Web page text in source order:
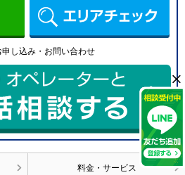
ついて
又は、一部を委託することがございます。
扱っている委託先を選定し、個人情報の適
等を締結し適切な管理を実施します。
合に生じる結果
。個人情報に関する情報の一部をご提供い
せ 内容に回答できない可能性があります。
および問い合わせ窓口について
が保有する開示対象個人情報に関する開示、
加または削除、利用停止、消去および第三
当社の個人情報の取扱いに関する苦情、相談
い。
申し込み・お問い合わせ
料金・サービス
×
×